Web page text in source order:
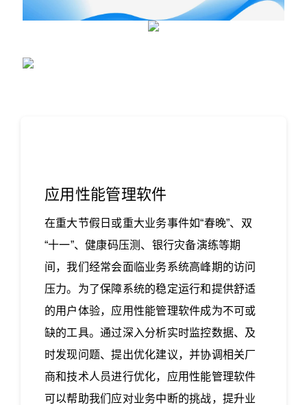
应用性能管理软件
在重大节假日或重大业务事件如“春晚”、双
“十一”、健康码压测、银行灾备演练等期
间，我们经常会面临业务系统高峰期的访问
压力。为了保障系统的稳定运行和提供舒适
的用户体验，应用性能管理软件成为不可或
缺的工具。通过深入分析实时监控数据、及
时发现问题、提出优化建议，并协调相关厂
商和技术人员进行优化，应用性能管理软件
可以帮助我们应对业务中断的挑战，提升业